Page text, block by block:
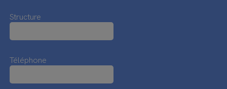
Structure
Téléphone